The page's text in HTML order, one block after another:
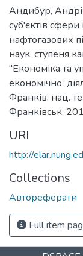
Андибур,
суб'єктів
нафтогазових
наук. ступеня
"Економіка та
економічної
Франків. нац.
Франківськ,
URI
http://
Collections
Автореферати
Full item